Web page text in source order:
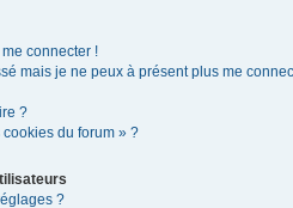
connecter !
mais je ne peux à présent plus me
?
du forum » ?
?